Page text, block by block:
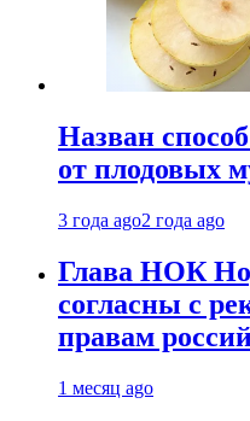
Назван
от плодовых
3 года ago2 года ago
Глава НОК
согласны с
правам
1 месяц ago